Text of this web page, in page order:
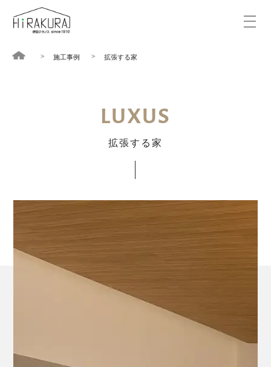
施工事例 拡張する家
LUXUS
拡張する家